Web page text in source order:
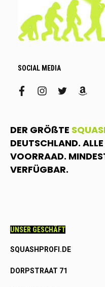
SOCIAL MEDIA
facebookinstagram
twitter
DER GRÖßTE
DEUTSCHLAND.
VOORRAAD.
VERFÜGBAR.
UNSER GESCHÄFT
SQUASHPROFI.DE
DORPSTRAAT 71